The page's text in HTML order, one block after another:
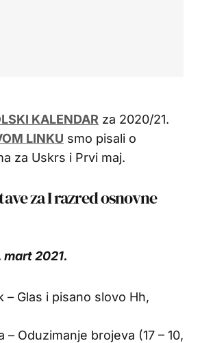
KALENDAR za 2020/21.
LINKU smo pisali o
za Uskrs i Prvi maj.
za I razred osnovne
2021.
– Glas i pisano slovo Hh,
– Oduzimanje brojeva (17 – 10,